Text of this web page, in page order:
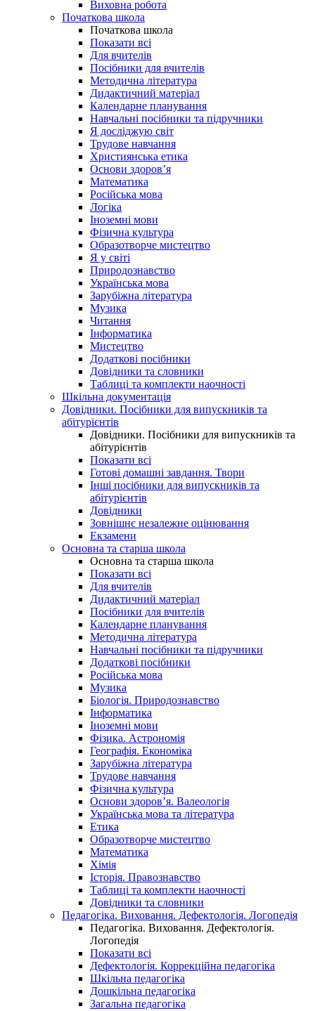
Виховна робота
Початкова школа
Початкова школа
Показати всі
Для вчителів
Посібники для вчителів
Методична література
Дидактичний матеріал
Календарне планування
Навчальні посібники та підручники
Я досліджую світ
Трудове навчання
Християнська етика
Основи здоров’я
Математика
Російська мова
Логіка
Іноземні мови
Фізична культура
Образотворче мистецтво
Я у світі
Природознавство
Українська мова
Зарубіжна література
Музика
Читання
Інформатика
Мистецтво
Додаткові посібники
Довідники та словники
Таблиці та комплекти наочності
Шкільна документація
Довідники. Посібники для випускників та
абітурієнтів
Довідники. Посібники для випускників та
абітурієнтів
Показати всі
Готові домашні завдання. Твори
Інші посібники для випускників та
абітурієнтів
Довідники
Зовнішнє незалежне оцінювання
Екзамени
Основна та старша школа
Основна та старша школа
Показати всі
Для вчителів
Дидактичний матеріал
Посібники для вчителів
Календарне планування
Методична література
Навчальні посібники та підручники
Додаткові посібники
Російська мова
Музика
Біологія. Природознавство
Інформатика
Іноземні мови
Фізика. Астрономія
Географія. Економіка
Зарубіжна література
Трудове навчання
Фізична культура
Основи здоров’я. Валеологія
Українська мова та література
Етика
Образотворче мистецтво
Математика
Хімія
Історія. Правознавство
Таблиці та комплекти наочності
Довідники та словники
Педагогіка. Виховання. Дефектологія. Логопедія
Педагогіка. Виховання. Дефектологія.
Логопедія
Показати всі
Дефектологія. Коррекційна педагогіка
Шкільна педагогіка
Дошкільна педагогіка
Загальна педагогіка